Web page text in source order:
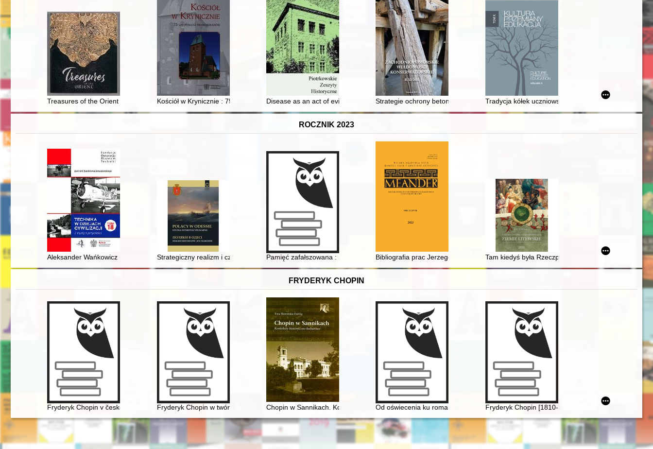
Treasures of the Orient in the collections of Wawel Royal Castle
Kościół w Krynicznie : 75 lat posługi franciszkanówDisease as an act of evil spirit : vision of John Wimber, the founder ot the Vineyard Fellowship = Choroba jako działanie
Strategie ochrony betonu historycznego : alternatywne podejścia konserwatorskie
Tradycja kółek uczniowskich gimnazjów
ROCZNIK 2023
Aleksander Wańkowicz (1881-1947) — kariera w armii RosjiStrategiczny realizm i czarna groteska : dwie Odessy Józefa Sękowskiego
Pamięć zafałszowana : przypadek "hitlerowskiego obozu koncentracyjnego" w Boguszach/Prostkach
Bibliografia prac Jerzego Mańkowskiego = A bibliography of the works of Jerzy Mańkowski
Tam kiedyś była Rzeczpospolita : ziemie litewskie
FRYDERYK CHOPIN
Fryderyk Chopin v české literatuóe Fryderyk Chopin w twórczości Jarosława Iwaszkiewicza (w roku Chopina - 2010 - w dwusetlecie urodzin artysty)
Chopin w Sannikach. Konteksty historyczno-kulturoweOd oświecenia ku romantyzmowi i dalej... Autorzy, dzieła, czytelnicy. Cz. 2
Fryderyk Chopin [1810-1849]. Ród i nazwisko jakiego